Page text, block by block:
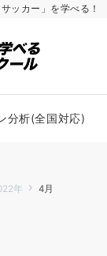
ッカー」を学べる！
分析(全国対応)
年 4月